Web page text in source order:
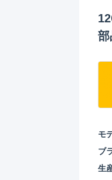
部
モ
ブ
生